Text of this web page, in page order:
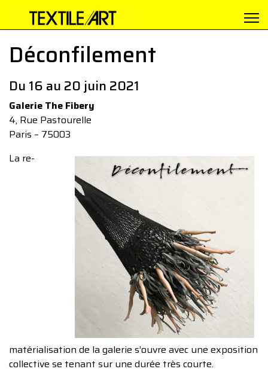
Déconfilement
Du 16 au 20 juin 2021
Galerie The Fibery
4, Rue Pastourelle
Paris – 75003
La re-
matérialisation de la galerie s’ouvre avec une exposition
collective se tenant sur une durée très courte.